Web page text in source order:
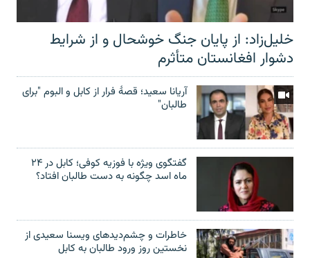
خلیل‌زاد: از پایان جنگ خوشحال و از شرایط
دشوار افغانستان متأثرم
آریانا سعید؛ قصۀ فرار از کابل و البوم "برای
طالبان"
گفتگوی ویژه با فوزیه کوفی؛ کابل در ۲۴
ماه اسد چگونه به دست طالبان افتاد؟
خاطرات و چشم‌دید‌های ویسنا سعیدی از
نخستین روز ورود طالبان به کابل